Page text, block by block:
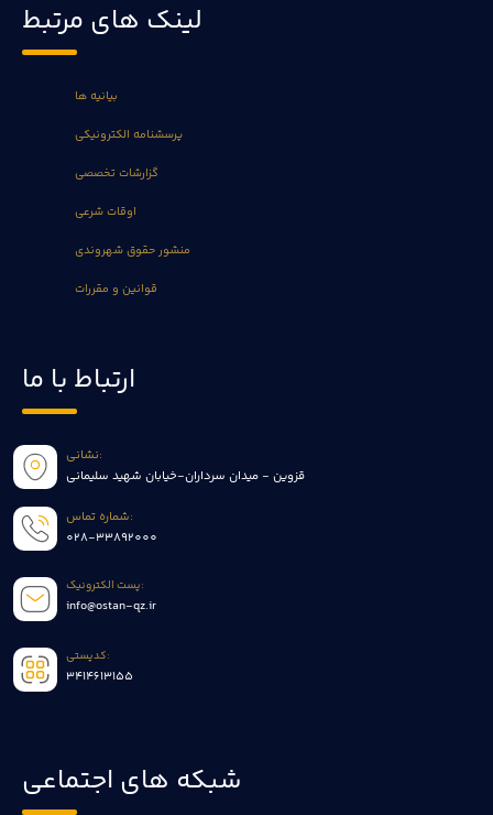
لینک های مرتبط
بیانیه ها
پرسشنامه الکترونیکی
گزارشات تخصصی
اوقات شرعی
منشور حقوق شهروندی
قوانین و مقررات
ارتباط با ما
نشانی:
قزوین - میدان سرداران-خیابان شهید سلیمانی
شماره تماس:
028-33892000
پست الکترونیک:
info@ostan-qz.ir
کدپستی:
3414613155
شبکه های اجتماعی